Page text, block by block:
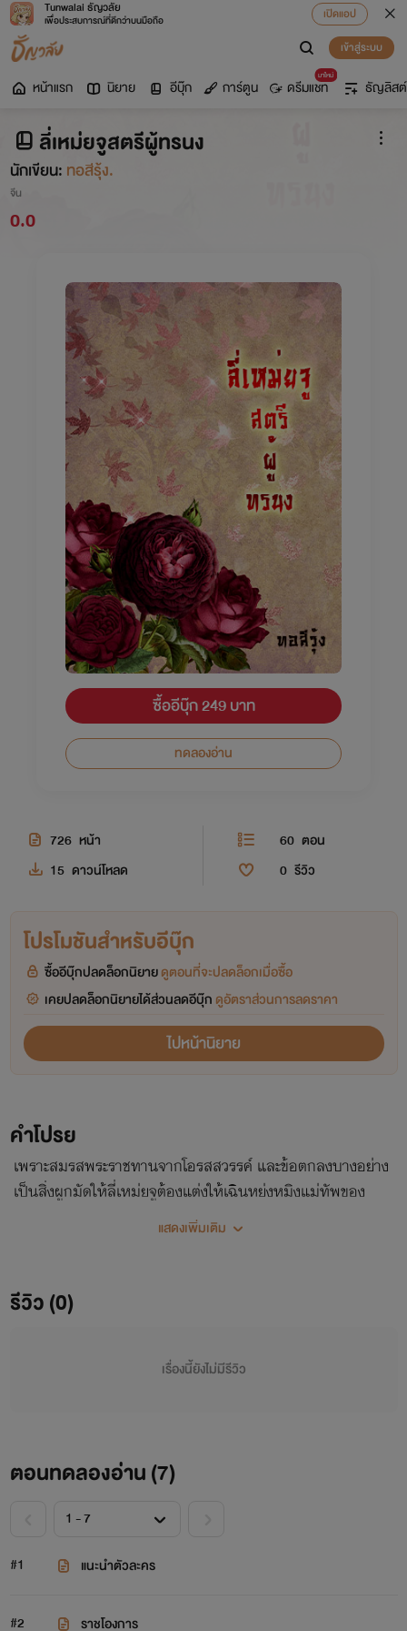
Tunwalai ธัญวลัย
เพื่อประสบการณ์ที่ดีกว่าบนมือถือ
เปิดแอป
เข้าสู่ระบบ
หน้าแรก นิยาย อีบุ๊ก การ์ตูน
มาใหม่
ดรีมแชท ธัญลิสต์
ลี่เหม่ยจูสตรีผู้ทรนง
นักเขียน: ทอสีรุ้ง.
จีน
0.0
ซื้ออีบุ๊ก 249 บาท
ทดลองอ่าน
726 หน้า 60 ตอน
15 ดาวน์โหลด 0 รีวิว
โปรโมชันสำหรับอีบุ๊ก
ซื้ออีบุ๊กปลดล็อกนิยายดูตอนที่จะปลดล็อกเมื่อซื้อ
เคยปลดล็อกนิยายได้ส่วนลดอีบุ๊ก ดูอัตราส่วนการลดราคา
ไปหน้านิยาย
คำโปรย
เพราะสมรสพระราชทานจากโอรสสวรรค์ และข้อตกลงบางอย่าง
เป็นสิ่งผูกมัดให้ลี่เหม่ยจูต้องแต่งให้เฉินหย่งหมิงแม่ทัพของ
แคว้นที่มีใจให้กับน้องสาวต่างมารดาของนาง หากภารกิจที่ได้รับ
ราชโองการทำให้สิ่งที่เขาคิดไว้ไม่เป็นตามแผนแต่เมื่อเวลาผ่านไป
ความใกล้ชิดทำให้เขารู้ว่านางคือคนที่เขาเฝ้าตามหาและทำทุก
แสดงเพิ่มเติม
รีวิว (0)
เรื่องนี้ยังไม่มีรีวิว
ตอนทดลองอ่าน (7)
#1 แนะนำตัวละคร
#2 ราชโองการ